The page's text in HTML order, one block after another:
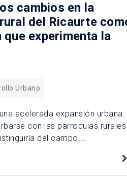
cambios en la
del Ricaurte
experimenta la
Urbano
acelerada expansión urbana
con las parroquias rurales
del campo.